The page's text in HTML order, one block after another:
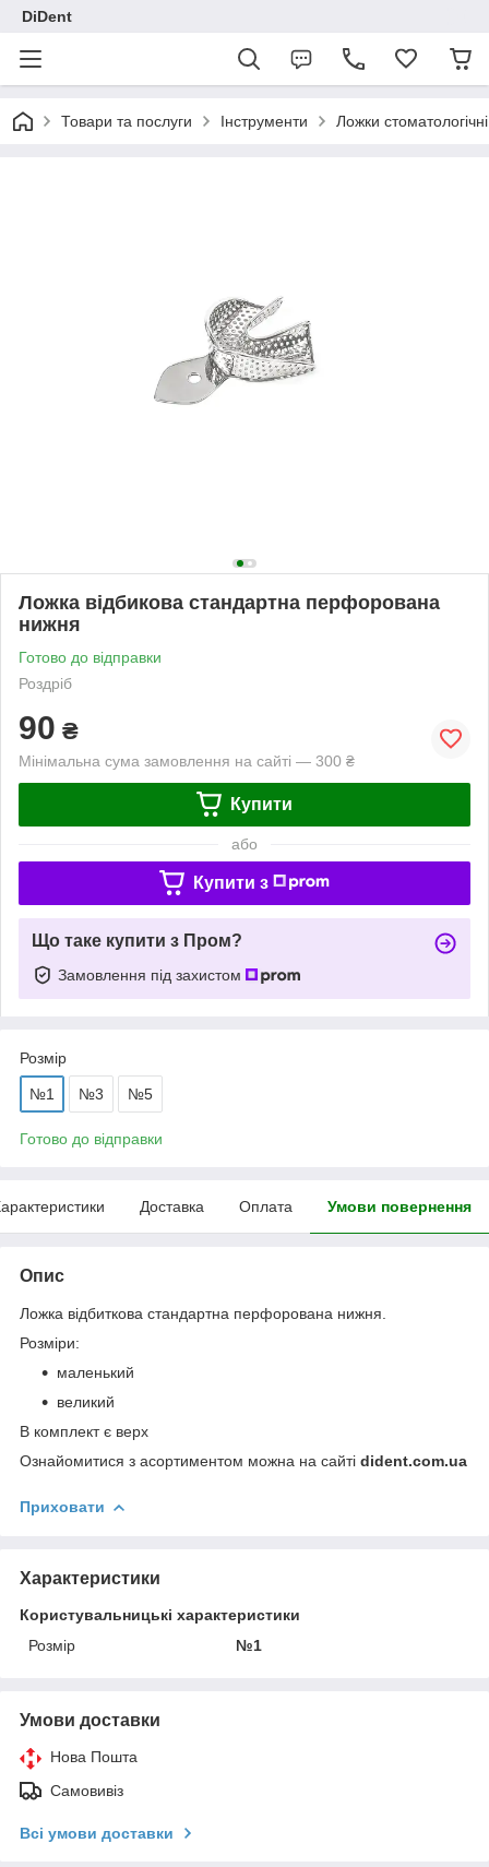
DiDent
Товари та послуги Інструменти Ложки стоматологічні
Ложка відбикова стандартна перфорована
нижня
Готово до відправки
Роздріб
90 ₴
Мінімальна сума замовлення на сайті — 300 ₴
Купити
або
Купити з
Що таке купити з Пром?
Замовлення під захистом
Розмір
№1 №3 №5
Готово до відправки
Доставка Оплата Умови повернення
Опис
Ложка відбиткова стандартна перфорована нижня.
Розміри:
маленький
великий
В комплект є верх
Ознайомитися з асортиментом можна на сайті dident.com.ua
Приховати
Характеристики
Користувальницькі характеристики
Розмір
№1
Умови доставки
Нова Пошта
Самовивіз
Всі умови доставки